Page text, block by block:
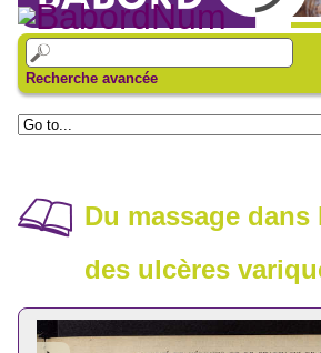
Recherche avancée
Du massage
des ulcères